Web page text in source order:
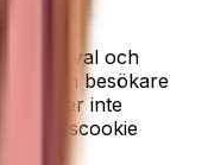
och
från besökare
inte
analyscookie